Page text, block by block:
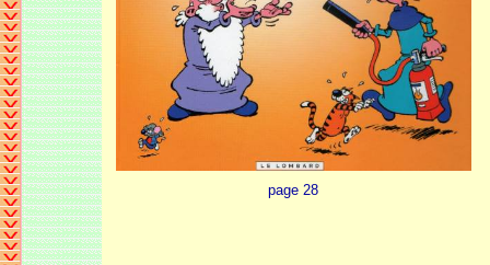
page 28